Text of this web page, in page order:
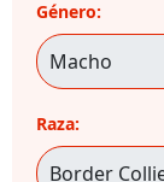
Género:
Raza: